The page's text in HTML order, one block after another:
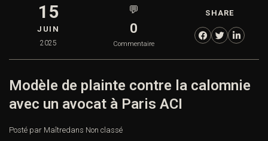
15
JUIN
2025
💬
0
Commentaire
SHARE
Modèle de plainte contre la calomnie
avec un avocat à Paris ACI
Posté par Maîtredans Non classé